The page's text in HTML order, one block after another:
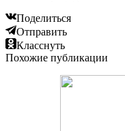
Поделиться
Отправить
Класснуть
Похожие публикации